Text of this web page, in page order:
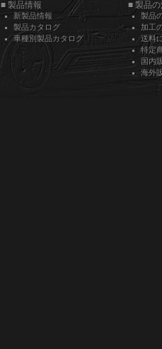
■ 製品情報
新製品情報
製品カタログ
車種別製品カタログ
■ 製品
製品
加工
送料
特定
国内
海外